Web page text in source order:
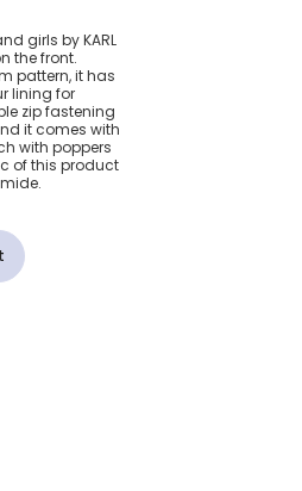
girls byKARL
the front.
pattern, it has
lining for
zip fastening
it comes with
with poppers
of this product